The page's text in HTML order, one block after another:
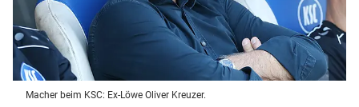
Macher beim KSC: Ex-Löwe Oliver Kreuzer.